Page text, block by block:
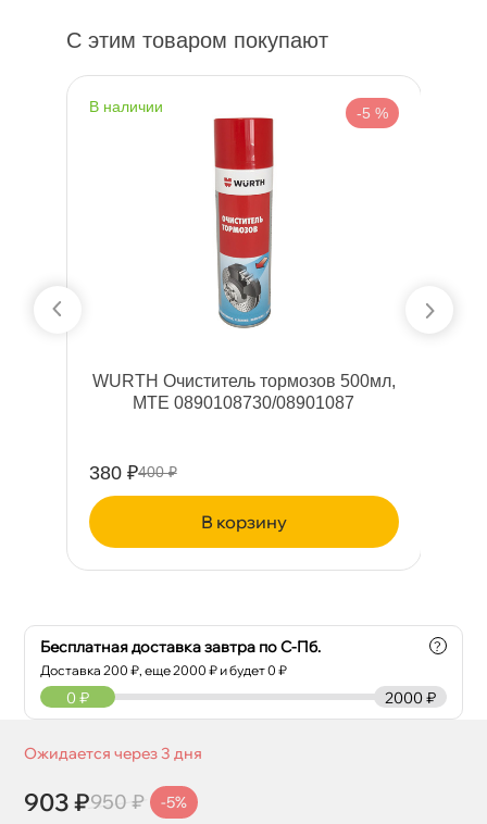
С этим товаром покупают
наличии -5 %
WURTH Очиститель тормозов 500мл,
MTE 0890108730/08901087
380 ₽400 ₽
корзину
Бесплатная доставка завтра по С-Пб.
Доставка200 ₽, еще2000 ₽ и будет 0 ₽
?
2000 ₽
0 ₽
Ожидается через 3 дня
903 ₽950 ₽ -5%